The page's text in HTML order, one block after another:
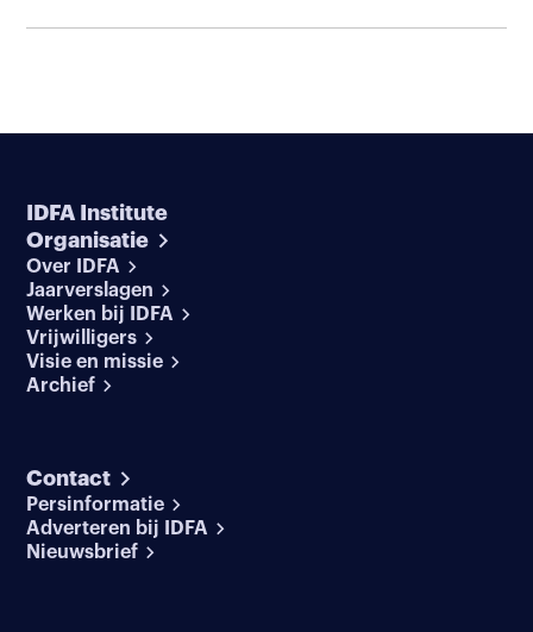
IDFA Institute
Organisatie
Over IDFA
Jaarverslagen
Werken bij IDFA
Vrijwilligers
Visie en missie
Archief
Contact
Persinformatie
Adverteren bij IDFA
Nieuwsbrief